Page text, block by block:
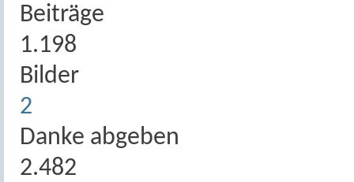
Beiträge
1.198
Bilder
2
Danke abgeben
2.482